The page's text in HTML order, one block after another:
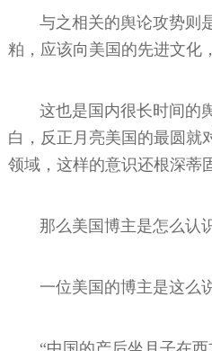
与之相关的舆论攻势则
粕，应该向美国的先进文化
这也是国内很长时间的
白，反正月亮美国的最圆就
领域，这样的意识还根深蒂
那么美国博主是怎么认识
一位美国的博主是这么说